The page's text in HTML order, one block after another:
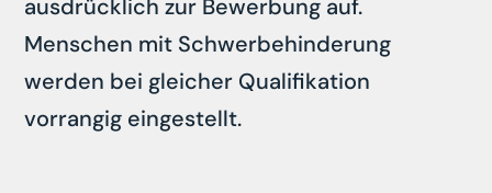
ausdrücklich zur Bewerbung auf.
Menschen mit Schwerbehinderung
werden bei gleicher Qualifikation
vorrangig eingestellt.